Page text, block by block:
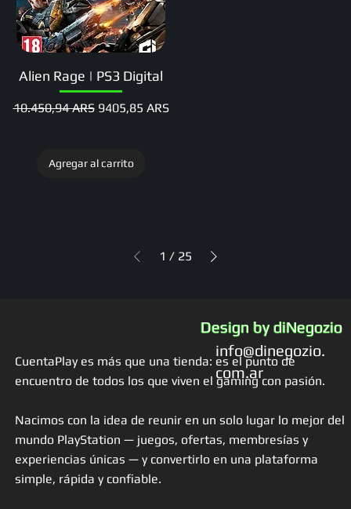
Alien Rage | PS3 Digital
Precio
10.450,94 ARS Precio de oferta
9405,85 ARS
Agregar al carrito
1 / 25
CuentaPlay es más que una tienda: es el punto de
encuentro de todos los que viven el gaming con pasión.
Nacimos con la idea de reunir en un solo lugar lo mejor del
mundo PlayStation — juegos, ofertas, membresías y
experiencias únicas — y convertirlo en una plataforma
simple, rápida y confiable.
Design by diNegozio
info@dinegozio.
com.ar